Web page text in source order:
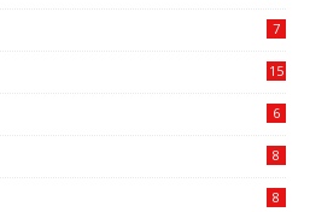
7
15
6
8
8